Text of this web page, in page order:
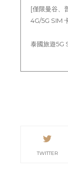
[僅限曼谷、
4G/5G SIM
泰國旅遊5G
TWITTER